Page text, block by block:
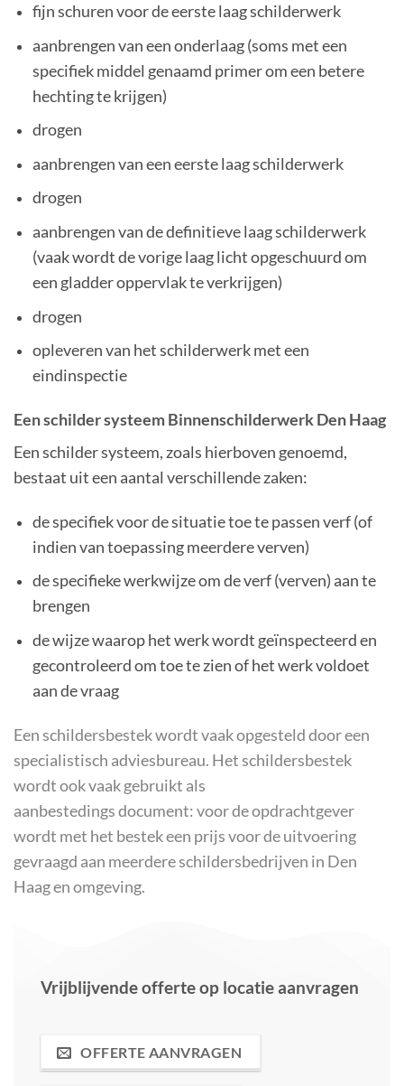
fijn schuren voor de eerste laag schilderwerk
aanbrengen van een onderlaag (soms met een
specifiek middel genaamd primer om een betere
hechting te krijgen)
drogen
aanbrengen van een eerste laag schilderwerk
drogen
aanbrengen van de definitieve laag schilderwerk
(vaak wordt de vorige laag licht opgeschuurd om
een gladder oppervlak te verkrijgen)
drogen
opleveren van het schilderwerk met een
eindinspectie
Een schilder systeem Binnenschilderwerk Den Haag
Een schilder systeem, zoals hierboven genoemd,
bestaat uit een aantal verschillende zaken:
de specifiek voor de situatie toe te passen verf (of
indien van toepassing meerdere verven)
de specifieke werkwijze om de verf (verven) aan te
brengen
de wijze waarop het werk wordt geïnspecteerd en
gecontroleerd om toe te zien of het werk voldoet
aan de vraag
Een schildersbestek wordt vaak opgesteld door een
specialistisch adviesbureau. Het schildersbestek
wordt ook vaak gebruikt als
aanbestedings document: voor de opdrachtgever
wordt met het bestek een prijs voor de uitvoering
gevraagd aan meerdereschildersbedrijven in Den
Haag en omgeving.
Vrijblijvende offerte op locatie aanvragen
OFFERTE AANVRAGEN